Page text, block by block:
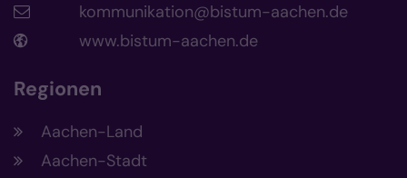
kommunikation@bistum-aachen.de
www.bistum-aachen.de
Regionen
Aachen-Land
Aachen-Stadt